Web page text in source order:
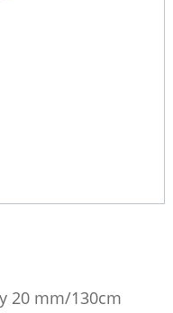
20 mm/130cm